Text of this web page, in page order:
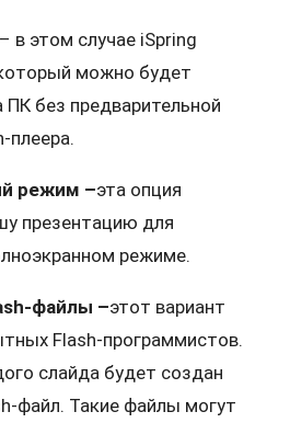
– в этом случае iSpring
можно будет
ПК без предварительной
плеера.
режим –эта опция
презентацию для
режиме.
файлы –этот вариант
Flash-программистов.
слайда будет создан
файл. Такие файлы могут